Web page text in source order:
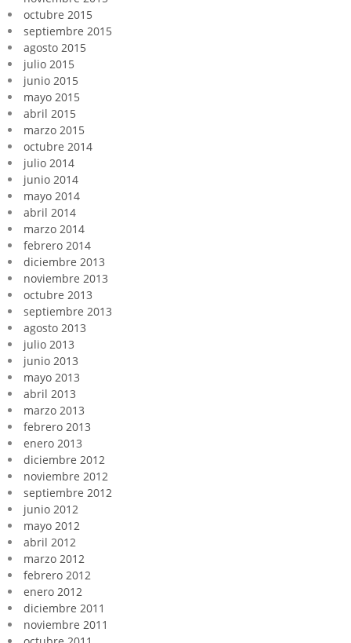
octubre 2015
septiembre 2015
agosto 2015
julio 2015
junio 2015
mayo 2015
abril 2015
marzo 2015
octubre 2014
julio 2014
junio 2014
mayo 2014
abril 2014
marzo 2014
febrero 2014
diciembre 2013
noviembre 2013
octubre 2013
septiembre 2013
agosto 2013
julio 2013
junio 2013
mayo 2013
abril 2013
marzo 2013
febrero 2013
enero 2013
diciembre 2012
noviembre 2012
septiembre 2012
junio 2012
mayo 2012
abril 2012
marzo 2012
febrero 2012
enero 2012
diciembre 2011
noviembre 2011